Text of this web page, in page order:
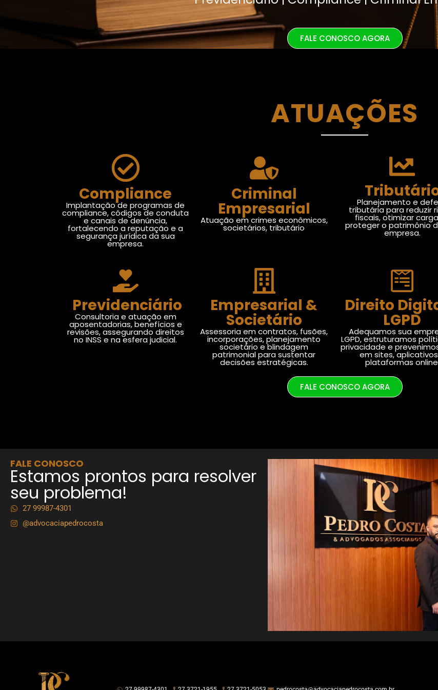
FALE CONOSCO AGORA
ATUAÇÕES
Compliance
Implantação de programas de
compliance, códigos de conduta
e canais de denúncia,
fortalecendo a reputação e a
segurança jurídica da sua
empresa.
Criminal
Empresarial
Atuação em crimes econômicos,
societários, tributário
Planejamento e
tributária para reduzir
fiscais, otimizar
proteger o patrimônio
empresa.
Previdenciário
Consultoria e atuação em
aposentadorias, benefícios e
revisões, assegurando direitos
no INSS e na esfera judicial.
Empresarial &
Societário
Assessoria em contratos, fusões,
incorporações, planejamento
societário e blindagem
patrimonial para sustentar
decisões estratégicas.
Direito
LGPD
Adequamos sua
LGPD, estruturamos
privacidade e
em sites,
plataformas
FALE CONOSCO AGORA
FALE CONOSCO
Estamos prontos para resolver
seu problema!
27 99987-4301
@advocaciapedrocosta